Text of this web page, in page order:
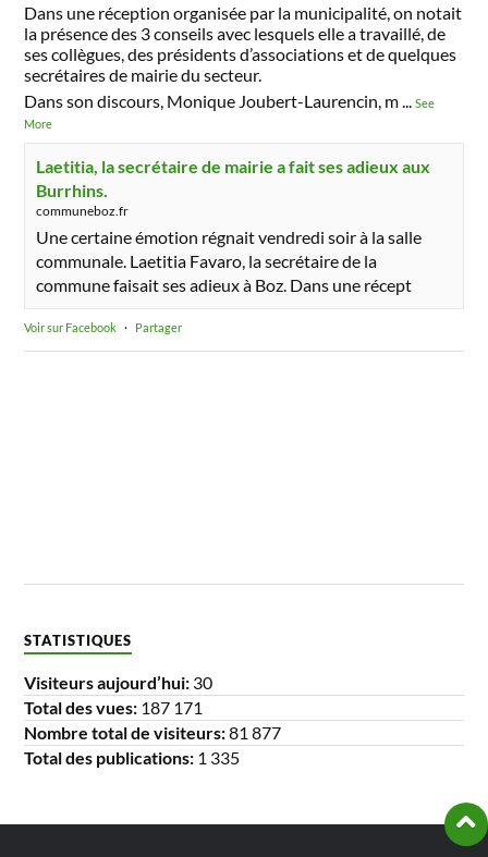
Dans une réception organisée par la municipalité, on notait
la présence des 3 conseils avec lesquels elle a travaillé, de
ses collègues, des présidents d’associations et de quelques
secrétaires de mairie du secteur.
Dans son discours, Monique Joubert-Laurencin, m...See
More
Laetitia, la secrétaire de mairie a fait ses adieux aux
Burrhins.
communeboz.fr
Une certaine émotion régnait vendredi soir à la salle
communale. Laetitia Favaro, la secrétaire de la
commune faisait ses adieux à Boz. Dans une récept
Voir sur Facebook · Partager
STATISTIQUES
Visiteurs aujourd’hui: 30
Total des vues: 187 171
Nombre total de visiteurs:81 877
Total des publications: 1 335